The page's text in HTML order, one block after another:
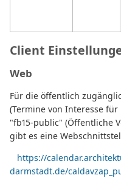
Client
Web
Für die öffentlich
(Termine von Interesse
"fb15-public" (Öffentliche
gibt es eine
https://
darmstadt.de/